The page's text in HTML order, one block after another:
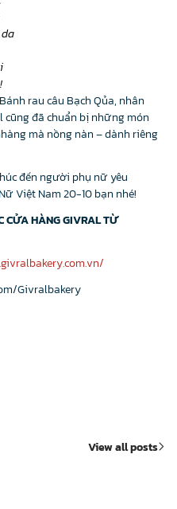
rau câu Bạch Qủa, nhân
cũng đã chuẩn bị những món
mà nồng nàn – dành riêng
đến người phụ nữ yêu
Việt Nam 20-10 bạn nhé!
CỬA HÀNG GIVRAL TỪ
Givralbakery
View all posts